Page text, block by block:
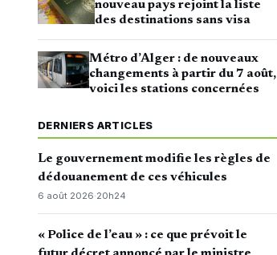
nouveau pays rejoint la liste
des destinations sans visa
Métro d’Alger : de nouveaux
changements à partir du 7 août,
voici les stations concernées
DERNIERS ARTICLES
Le gouvernement modifie les règles de
dédouanement de ces véhicules
6 août 2026·20h24
« Police de l’eau » : ce que prévoit le